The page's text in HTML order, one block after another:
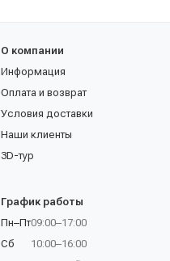
О компании
Информация
Оплата и возврат
Условия доставки
Наши клиенты
3D-тур
График работы
Пн–Пт
Сб
09:00–17:00
10:00–16:00